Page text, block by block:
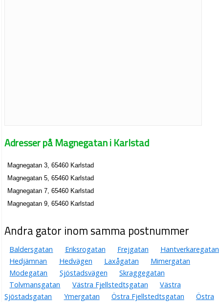
Adresser på Magnegatan i Karlstad
Magnegatan 3, 65460 Karlstad
Magnegatan 5, 65460 Karlstad
Magnegatan 7, 65460 Karlstad
Magnegatan 9, 65460 Karlstad
Andra gator inom samma postnummer
Baldersgatan Eriksrogatan Frejgatan
Hantverkaregatan
Hedjämnan
Hedvägen Laxågatan
Mimergatan
Modegatan
Sjöstadsvägen
Skraggegatan
Tolvmansgatan
Västra Fjellstedtsgatan
Västra
Sjöstadsgatan
Ymergatan Östra Fjellstedtsgatan
Östra